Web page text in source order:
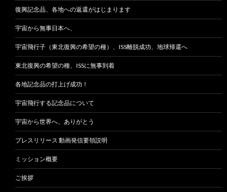
復興記念品、各地への返還がはじまります
宇宙から無事日本へ、
宇宙飛行子（東北復興の希望の種）、ISS離脱成功、地球帰還へ
東北復興の希望の種、ISSに無事到着
各地記念品の打上げ成功！
宇宙飛行する記念品について
宇宙から世界へ、ありがとう
プレスリリース 動画発信要領説明
ミッション概要
ご挨拶